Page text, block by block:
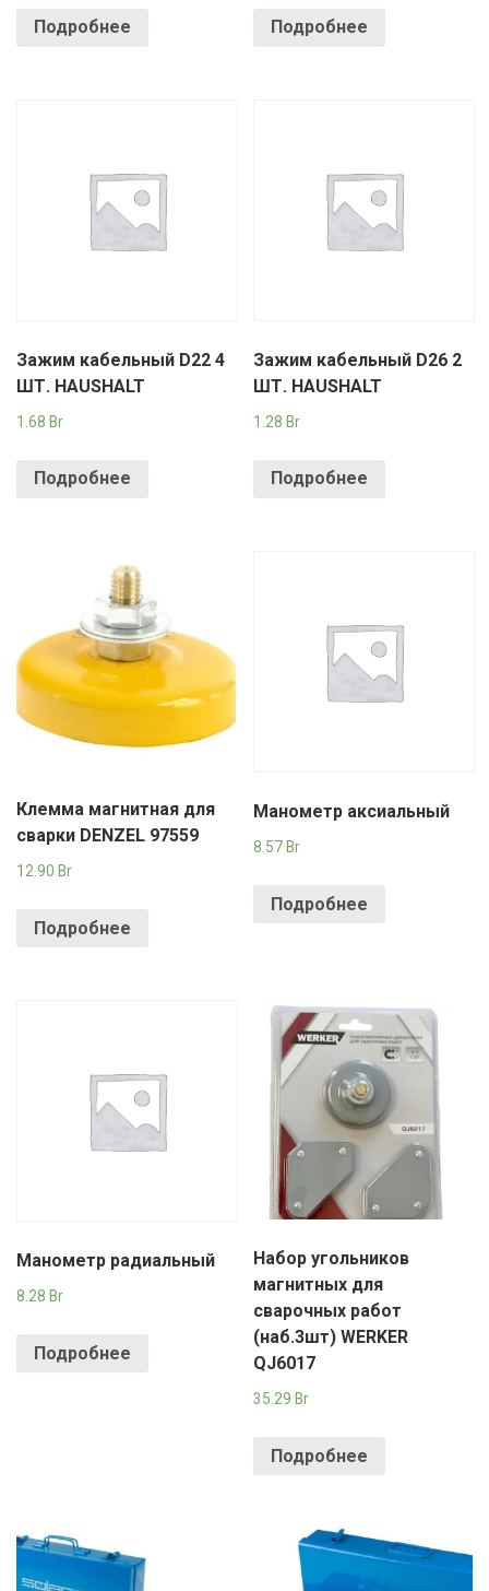
Подробнее Подробнее
Зажим кабельный D22 4
ШТ. HAUSHALT
1.68 Br
Подробнее
Зажим кабельный D26 2
ШТ. HAUSHALT
1.28 Br
Подробнее
Клемма магнитная для
сварки DENZEL 97559
12.90 Br
Подробнее
Манометр аксиальный
8.57 Br
Подробнее
Манометр радиальный
8.28 Br
Подробнее
Набор угольников
магнитных для
сварочных работ
(наб.3шт) WERKER
QJ6017
35.29 Br
Подробнее